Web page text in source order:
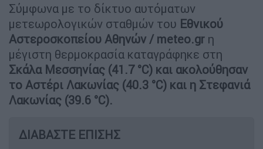
Σύμφωνα με το δίκτυο αυτόματων
μετεωρολογικών σταθμών του Εθνικού
Αστεροσκοπείου Αθηνών / meteo.gr η
μέγιστη θερμοκρασία καταγράφηκε στη
Σκάλα Μεσσηνίας (41.7 °C) και ακολούθησαν
το Αστέρι Λακωνίας (40.3 °C) και η Στεφανιά
Λακωνίας (39.6 °C).
ΔΙΑΒΑΣΤΕ ΕΠΙΣΗΣ